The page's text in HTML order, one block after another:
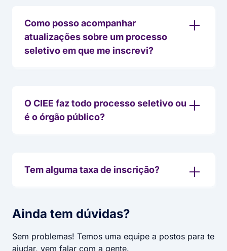
Como posso acompanhar
atualizações sobre um processo
seletivo em que me inscrevi?
O CIEE faz todo processo seletivo ou
é o órgão público?
Tem alguma taxa de inscrição?
Ainda tem dúvidas?
Sem problemas! Temos uma equipe a postos para te
ajudar, vem falar com a gente.